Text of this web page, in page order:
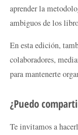
aprender la
ambiguos de los
En esta edición,
colaboradores,
para mantenerte
¿Puedo
Te invitamos a